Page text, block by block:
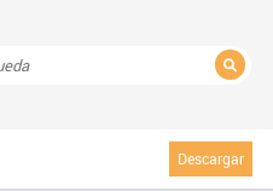
Descargar